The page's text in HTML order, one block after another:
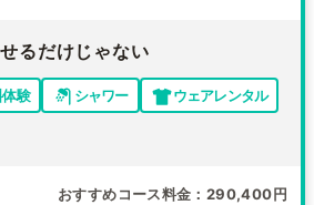
るだけじゃない
験 シャワー
ウェアレンタル
おすすめコース料金 290,400円